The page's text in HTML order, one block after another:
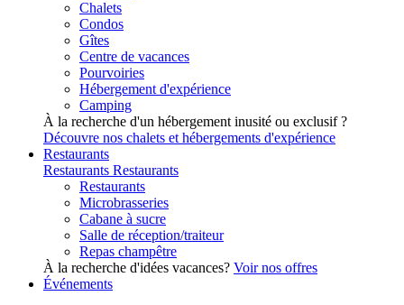
Chalets
Condos
Gîtes
Centre de vacances
Pourvoiries
Hébergement d'expérience
Camping
À la recherche d'un hébergement inusité ou exclusif ?
Découvre nos chalets et hébergements d'expérience
Restaurants
Restaurants Restaurants
Restaurants
Microbrasseries
Cabane à sucre
Salle de réception/traiteur
Repas champêtre
À la recherche d'idées vacances? Voir nos offres
Événements